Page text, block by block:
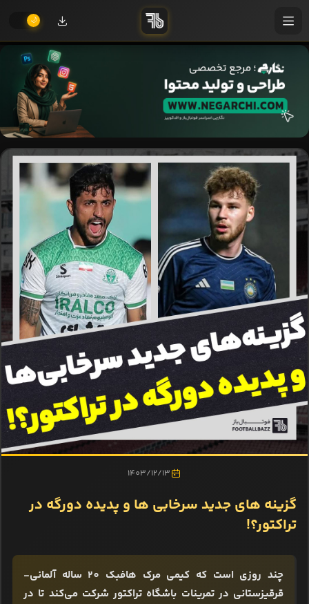
1403/12/13
گزینه های جدید سرخابی ها و پدیده دورگه در
تراکتور؟!
چند روزی است که کیمی مرک هافبک 20 ساله آلمانی-
قرقیزستانی در تمرینات باشگاه تراکتور شرکت می‌کند تا در